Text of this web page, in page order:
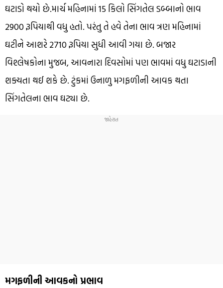
ઘટાડો થયો છે.માર્ચ મહિનામાં 15 કિલો સિંગતેલ ડબ્બાનો ભાવ
2900 રૂપિયાથી વધુ હતો. પરંતુ તે હવે તેના ભાવ ત્રણ મહિનામાં
ઘટીને આશરે 2710 રૂપિયા સુધી આવી ગયા છે. બજાર
વિશ્લેષકોના મુજબ, આવનારા દિવસોમાં પણ ભાવમાં વધુ ઘટાડાની
શક્યતા થઈ શકે છે. ટુંકમાં ઉનાળુ મગફળીની આવક થતા
સિંગતેલના ભાવ ઘટ્યા છે.
મગફળીની આવકનો પ્રભાવ